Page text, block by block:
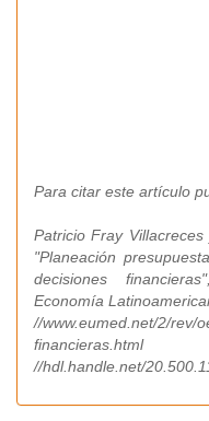
Para citar este artículo
Patricio Fray
"Planeación
decisiones
Economía
//www.eumed.net/2/rev/
financieras.html
//hdl.handle.net/